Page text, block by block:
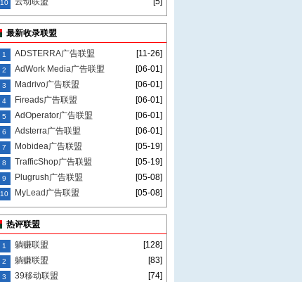
10
最新收录联盟
[11-26]
1
ADSTERRA广告联盟
[06-01]
2
AdWork Media广告联盟
[06-01]
3
Madrivo广告联盟
[06-01]
4
Fireads广告联盟
[06-01]
5
AdOperator广告联盟
[06-01]
6
Adsterra广告联盟
[05-19]
7
Mobidea广告联盟
[05-19]
8
TrafficShop广告联盟
[05-08]
9
Plugrush广告联盟
[05-08]
10 MyLead广告联盟
热评联盟
[128]
1
躺赚联盟
[83]
2
躺赚联盟
[74]
3
39移动联盟